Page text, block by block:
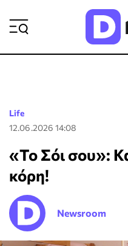
Life
12.06.2026 14:08
«Το Σόι σου»:
κόρη!
Newsroom